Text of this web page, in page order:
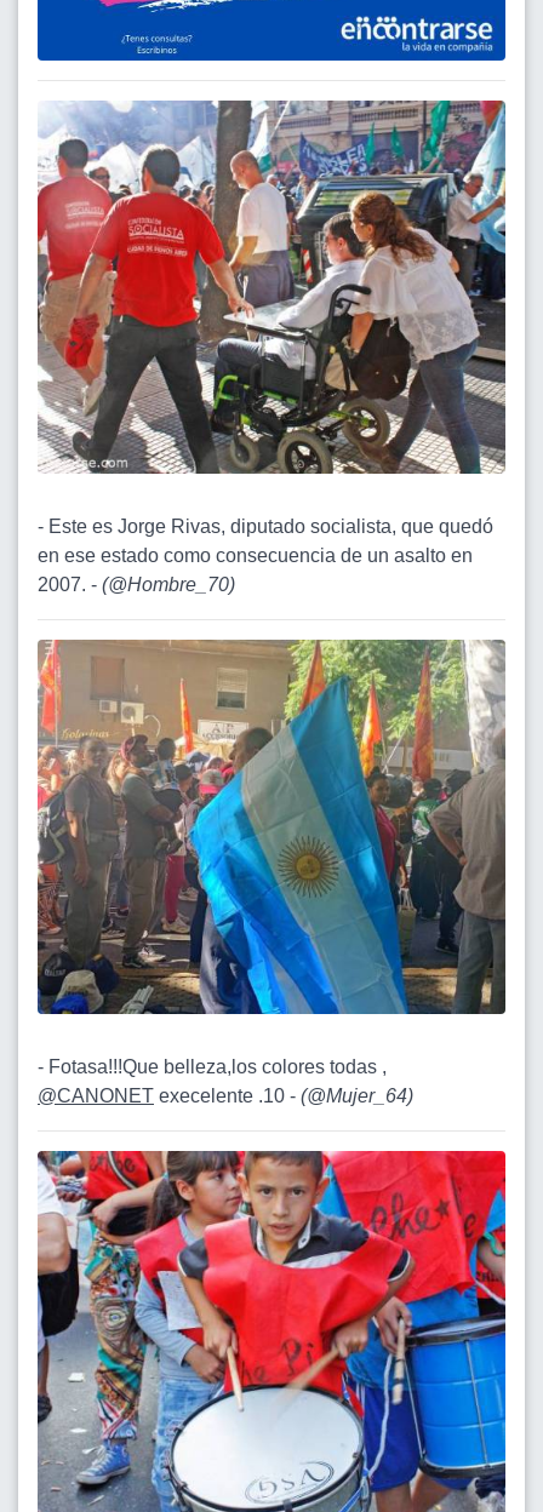
- Este es Jorge Rivas, diputado socialista, que quedó
en ese estado como consecuencia de un asalto en
2007. - (@Hombre_70)
- Fotasa!!!Que belleza,los colores todas ,
@CANONET execelente .10 - (@Mujer_64)